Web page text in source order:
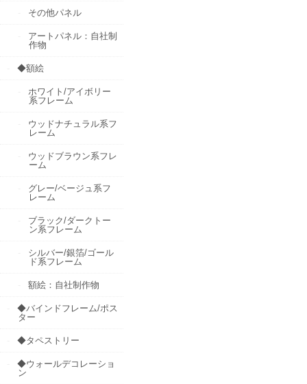
その他パネル
アートパネル：自社制
作物
◆額絵
ホワイト/アイボリー
系フレーム
ウッドナチュラル系フ
レーム
ウッドブラウン系フレ
ーム
グレー/ベージュ系フ
レーム
ブラック/ダークトー
ン系フレーム
シルバー/銀箔/ゴール
ド系フレーム
額絵：自社制作物
◆バインドフレーム/ポス
ター
◆タペストリー
◆ウォールデコレーショ
ン